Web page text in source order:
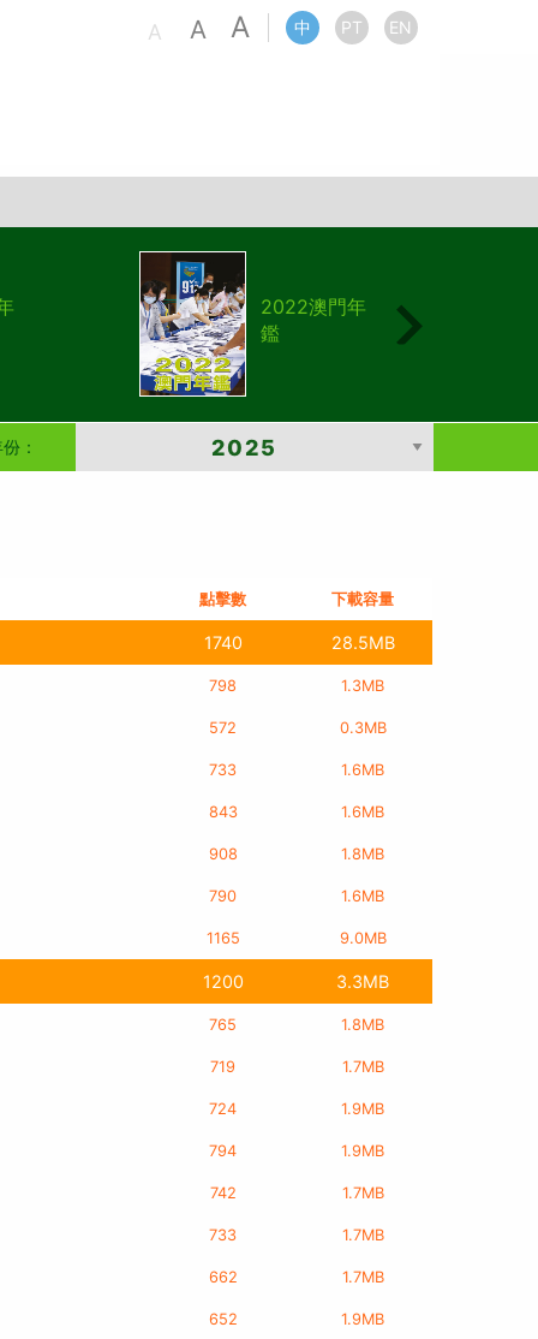
A A A 中 PT EN
2022澳門年
鑑
：
點擊數 下載容量
1740 28.5MB
798 1.3MB
572 0.3MB
733 1.6MB
843 1.6MB
908 1.8MB
790 1.6MB
1165 9.0MB
1200 3.3MB
765 1.8MB
719 1.7MB
724 1.9MB
794 1.9MB
742 1.7MB
733 1.7MB
662 1.7MB
652 1.9MB